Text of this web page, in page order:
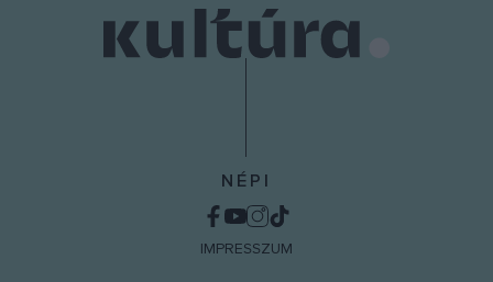
NÉPI
IMPRESSZUM